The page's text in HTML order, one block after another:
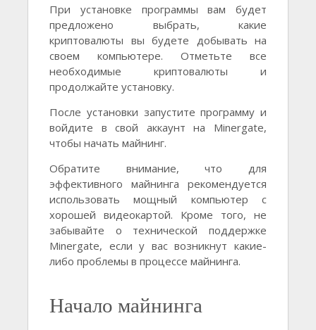
При установке программы вам будет
предложено выбрать, какие
криптовалюты вы будете добывать на
своем компьютере. Отметьте все
необходимые криптовалюты и
продолжайте установку.
После установки запустите программу и
войдите в свой аккаунт на Minergate,
чтобы начать майнинг.
Обратите внимание, что для
эффективного майнинга рекомендуется
использовать мощный компьютер с
хорошей видеокартой. Кроме того, не
забывайте о технической поддержке
Minergate, если у вас возникнут какие-
либо проблемы в процессе майнинга.
Начало майнинга